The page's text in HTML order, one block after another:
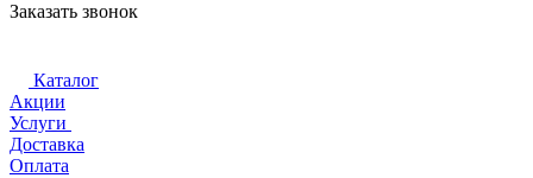
Заказать звонок
Каталог
Акции
Услуги
Доставка
Оплата